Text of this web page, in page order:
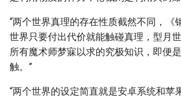
“两个世界真理的存在性质截然不同，《
世界只要付出代价就能触碰真理，型月
所有魔术师梦寐以求的究极知识，即便
触。”
“两个世界的设定简直就是安卓系统和苹